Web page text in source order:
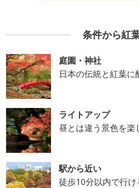
条件から紅
庭園・神社
日本の伝統と紅葉に
ライトアップ
昼とは違う景色を楽
駅から近い
徒歩10分以内で行